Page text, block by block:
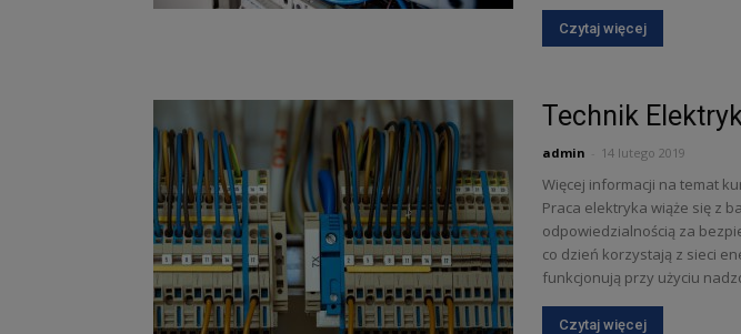
Czytaj więcej
Technik
admin 14 lutego 2019
Więcej informacji na temat
Praca elektryka wiąże się z
odpowiedzialnością za
co dzień korzystają z sieci
funkcjonują przy użyciu
Czytaj więcej